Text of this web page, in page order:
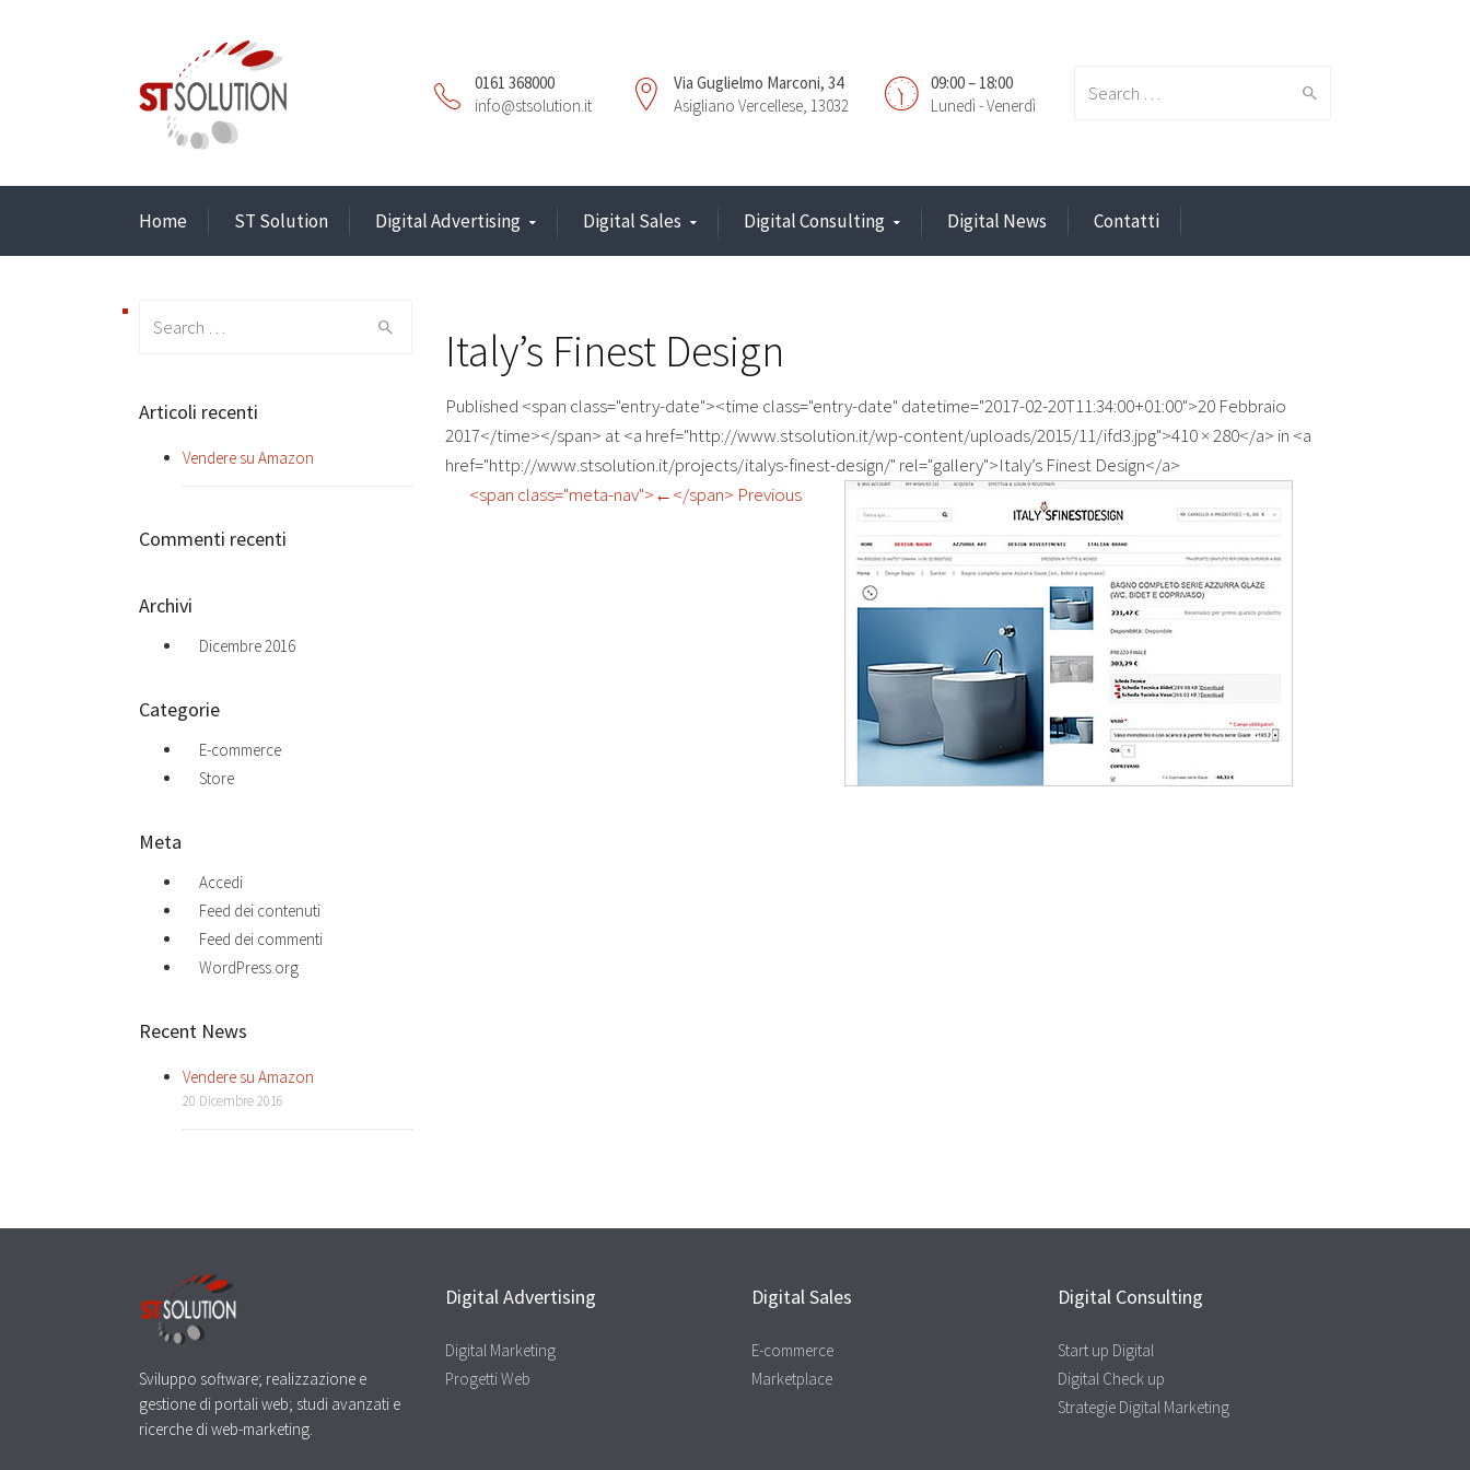
09:00 – 18:00
Lunedì - Venerdì
Via Guglielmo Marconi, 34
Asigliano Vercellese, 13032
0161 368000
info@stsolution.it
Home ST Solution Digital Advertising Digital Sales Digital Consulting Digital News Contatti
Italy’s Finest Design
Published <span class="entry-date"><time class="entry-date" datetime="2017-02-20T11:34:00+01:00">20 Febbraio
2017</time></span> at <a href="http://www.stsolution.it/wp-content/uploads/2015/11/ifd3.jpg">410 × 280</a> in <a
href="http://www.stsolution.it/projects/italys-finest-design/" rel="gallery">Italy’s Finest Design</a>
<span class="meta-nav">←</span> Previous
Articoli recenti
Vendere su Amazon
Commenti recenti
Archivi
Dicembre 2016
Categorie
E-commerce
Store
Meta
Accedi
Feed dei contenuti
Feed dei commenti
WordPress.org
Recent News
Vendere su Amazon
20 Dicembre 2016
Sviluppo software; realizzazione e
gestione di portali web; studi avanzati e
ricerche di web-marketing.
Digital Advertising
Digital Marketing
Progetti Web
Digital Sales
E-commerce
Marketplace
Digital Consulting
Start up Digital
Digital Check up
Strategie Digital Marketing